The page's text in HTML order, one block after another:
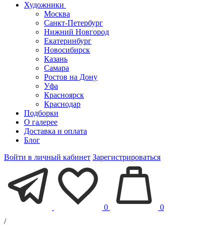
Художники
Москва
Санкт-Петербург
Нижний Новгород
Екатеринбург
Новосибирск
Казань
Самара
Ростов на Дону
Уфа
Красноярск
Краснодар
Подборки
О галерее
Доставка и оплата
Блог
Войти в личный кабинет Зарегистрироваться
0
0
/